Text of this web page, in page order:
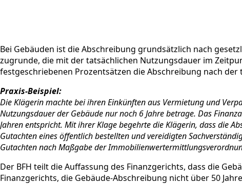
Bei Gebäuden ist die Abschreibung grundsätzlich nach
zugrunde, die mit der tatsächlichen Nutzungsdauer im
festgeschriebenen Prozentsätzen die Abschreibung nach
Praxis-Beispiel:
Die Klägerin machte bei ihren Einkünften aus Vermietung und
Nutzungsdauer der Gebäude nur noch 6 Jahre betrage. Das
Jahren entspricht. Mit ihrer Klage begehrte die Klägerin, dass die
Gutachten eines öffentlich bestellten und vereidigten
Gutachten nach Maßgabe der
Der BFH teilt die Auffassung des Finanzgerichts, dass die
Finanzgerichts, die Gebäude-Abschreibung nicht über 50